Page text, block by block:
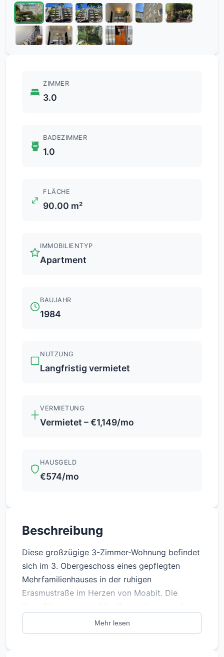
ZIMMER
3.0
BADEZIMMER
1.0
FLÄCHE
90.00 m²
IMMOBILIENTYP
Apartment
BAUJAHR
1984
NUTZUNG
Langfristig vermietet
VERMIETUNG
Vermietet – €1,149/mo
HAUSGELD
€574/mo
Beschreibung
Diese großzügige 3-Zimmer-Wohnung befindet
sich im 3. Obergeschoss eines gepflegten
Mehrfamilienhauses in der ruhigen
Erasmustraße im Herzen von Moabit. Die
separat begehbare Zimmer, was die Wohnung
auch für Kapitalanleger besonders attraktiv
Mehr lesen